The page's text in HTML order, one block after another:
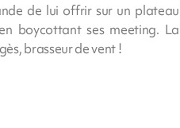
de lui offrir sur un plateau
boycottant ses meeting. La
brasseur de vent !